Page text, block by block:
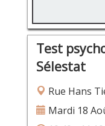
Test
Sélestat
Rue Hans
Mardi 18